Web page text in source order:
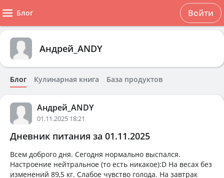
Блог Войти
Андрей_ANDY
Блог Кулинарная книга База продуктов
Андрей_ANDY
01.11.2025 18:21
Дневник питания за 01.11.2025
Всем доброго дня. Сегодня нормально выспался.
Настроение нейтральное (то есть никакое):D На весах без
изменений 89,5 кг. Слабое чувство голода. На завтрак